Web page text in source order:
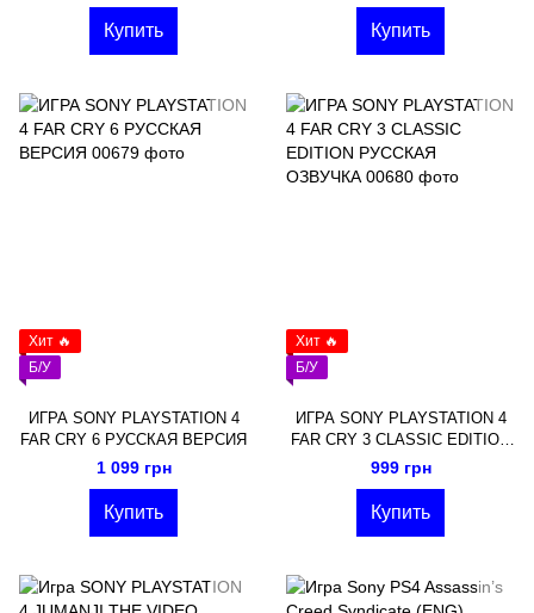
Купить Купить
Хит 🔥
Б/У
ИГРА SONY PLAYSTATION 4
FAR CRY 6 РУССКАЯ ВЕРСИЯ
1 099 грн
Купить
Хит 🔥
Б/У
ИГРА SONY PLAYSTATION 4
FAR CRY 3 CLASSIC EDITION
РУССКАЯ ОЗВУЧКА
999 грн
Купить